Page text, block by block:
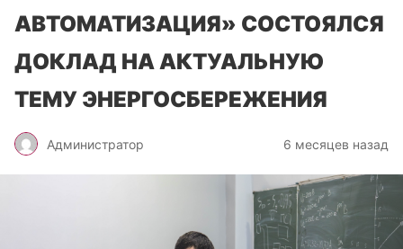
АВТОМАТИЗАЦИЯ» СОСТОЯЛСЯ
ДОКЛАД НА АКТУАЛЬНУЮ
ТЕМУ ЭНЕРГОСБЕРЕЖЕНИЯ
Администратор 6 месяцев назад